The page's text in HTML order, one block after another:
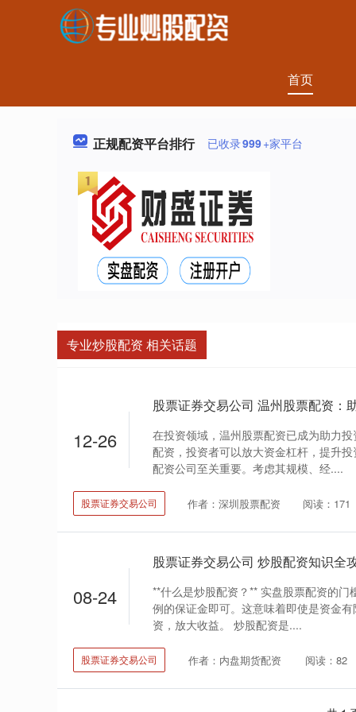
首页
正规配资平台排行 已收录999+家平台
专业炒股配资 相关话题
12-26
股票证券交易公司 温州股票配资：
在投资领域，温州股票配资已成为助力
配资，投资者可以放大资金杠杆，提升
配资公司至关重要。考虑其规模、经....
股票证券交易公司 作者：深圳股票配资 阅读：171
08-24
股票证券交易公司 炒股配资知识全
**什么是炒股配资？** 实盘股票配资的
例的保证金即可。这意味着即使是资金
资，放大收益。 炒股配资是....
股票证券交易公司 作者：内盘期货配资 阅读：82